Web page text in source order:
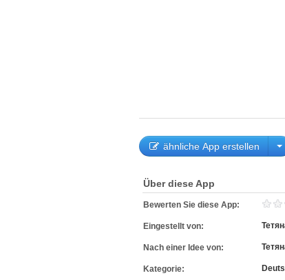
ähnliche App erstellen
Über diese App
Bewerten Sie diese App:
Eingestellt von:
Nach einer Idee von:
Kategorie: